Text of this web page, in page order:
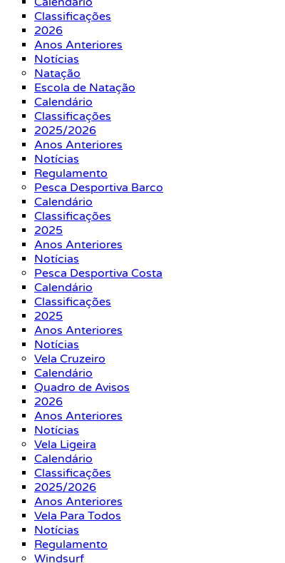
Classificações
2026
Anos Anteriores
Notícias
Natação
Escola de Natação
Calendário
Classificações
2025/2026
Anos Anteriores
Notícias
Regulamento
Pesca Desportiva Barco
Calendário
Classificações
2025
Anos Anteriores
Notícias
Pesca Desportiva Costa
Calendário
Classificações
2025
Anos Anteriores
Notícias
Vela Cruzeiro
Calendário
Quadro de Avisos
2026
Anos Anteriores
Notícias
Vela Ligeira
Calendário
Classificações
2025/2026
Anos Anteriores
Vela Para Todos
Notícias
Regulamento
Windsurf